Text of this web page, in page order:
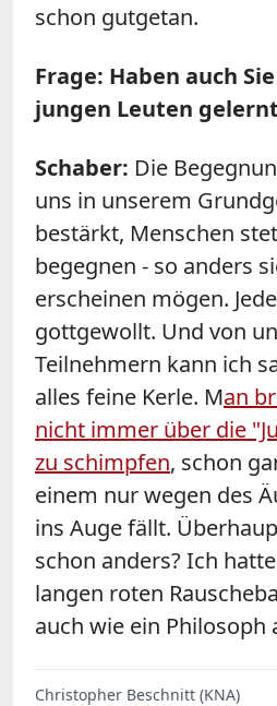
schon gutgetan.
Frage: Haben auch
jungen Leuten
Schaber: Die
uns in unserem
bestärkt, Menschen
begegnen - so anders
erscheinen mögen.
gottgewollt. Und von
Teilnehmern kann ich
alles feine Kerle. Man
nicht immer über die
zu schimpfen, schon
einem nur wegen des
ins Auge fällt.
schon anders? Ich
langen roten
auch wie ein Philosoph
Christopher Beschnitt (KNA)